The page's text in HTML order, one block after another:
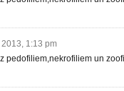
2013, 1:13 pm
pedofiliem,nekrofiliem un